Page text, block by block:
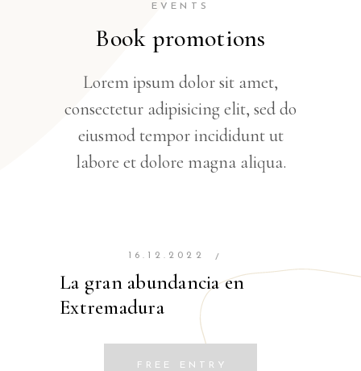
EVENTS
Book promotions
Lorem ipsum dolor sit amet,
consectetur adipisicing elit, sed do
eiusmod tempor incididunt ut
labore et dolore magna aliqua.
16.12.2022 /
La gran abundancia en
Extremadura
FREE ENTRY